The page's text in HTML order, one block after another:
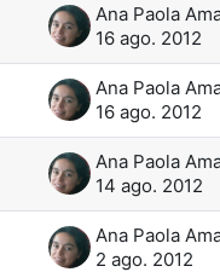
16 ago. 2012
16 ago. 2012
14 ago. 2012
2 ago. 2012